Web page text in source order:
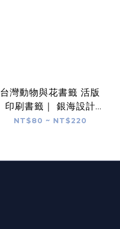
台灣動物與花書籤 活版
印刷書籤｜ 銀海設計
SilverSea Design
NT$80 ~ NT$220